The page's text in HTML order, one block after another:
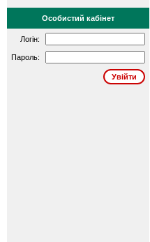
Особистий кабінет
Логін:
Пароль: